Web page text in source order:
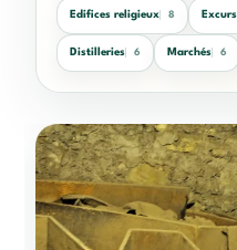
Edifices religieux 8
Distilleries 6 Marchés 6